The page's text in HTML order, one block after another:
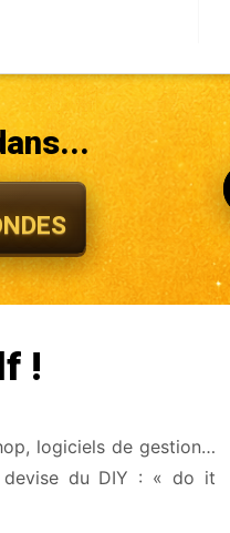
!
logiciels de gestion…
devise du DIY : « do it